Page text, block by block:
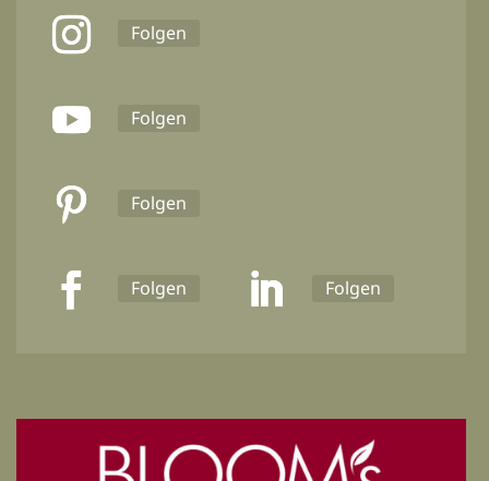
Folgen
Folgen
Folgen
Folgen Folgen